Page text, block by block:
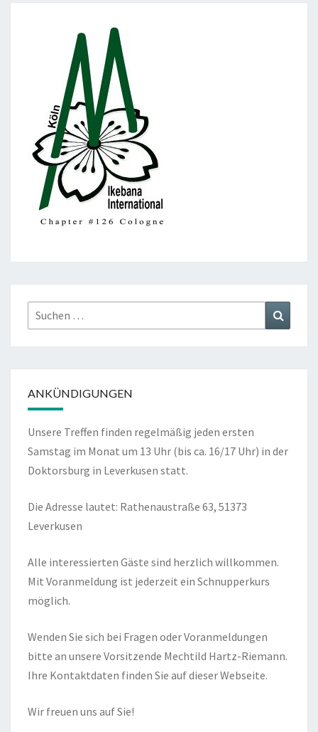
Suchen
nach:
ANKÜNDIGUNGEN
Unsere Treffen finden regelmäßig jeden ersten
Samstag im Monat um 13 Uhr (bis ca. 16/17 Uhr) in der
Doktorsburg in Leverkusen statt.
Die Adresse lautet: Rathenaustraße 63, 51373
Leverkusen
Alle interessierten Gäste sind herzlich willkommen.
Mit Voranmeldung ist jederzeit ein Schnupperkurs
möglich.
Wenden Sie sich bei Fragen oder Voranmeldungen
bitte an unsere Vorsitzende Mechtild Hartz-Riemann.
Ihre Kontaktdaten finden Sie auf dieser Webseite.
Wir freuen uns auf Sie!